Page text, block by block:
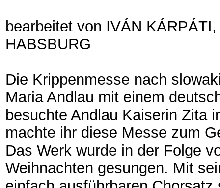
bearbeitet von IVÁN
HABSBURG
Die Krippenmesse nach
Maria Andlau mit einem
besuchte Andlau Kaiserin Zita
machte ihr diese Messe zum
Das Werk wurde in der Folge
Weihnachten gesungen. Mit